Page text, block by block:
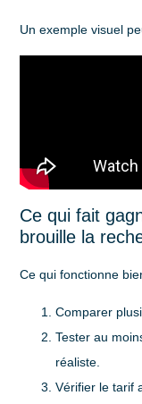
Un exemple visuel
Ce qui fait
brouille la
Ce qui fonctionne
Comparer
Tester au
réaliste.
Vérifier le tarif